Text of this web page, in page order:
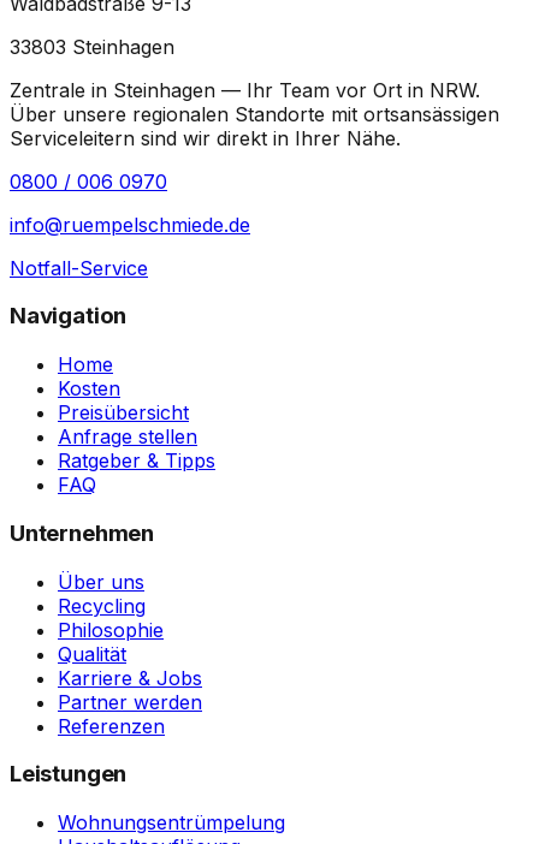
33803 Steinhagen
Zentrale in Steinhagen — Ihr Team vor Ort in NRW.
Über unsere regionalen Standorte mit ortsansässigen
Serviceleitern sind wir direkt in Ihrer Nähe.
0800 / 006 0970
info@ruempelschmiede.de
Notfall-Service
Navigation
Home
Kosten
Preisübersicht
Anfrage stellen
Ratgeber & Tipps
FAQ
Unternehmen
Über uns
Recycling
Philosophie
Qualität
Karriere & Jobs
Partner werden
Referenzen
Leistungen
Wohnungsentrümpelung